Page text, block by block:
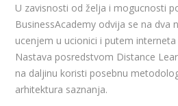
U zavisnosti od želja i mogucnosti
BusinessAcademy odvija se na dva
ucenjem u ucionici i putem
Nastava posredstvom Distance
na daljinu koristi posebnu
arhitektura saznanja.